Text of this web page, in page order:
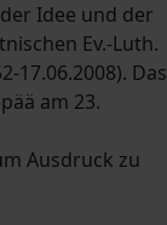
Idee und der
Ev.-Luth.
17.06.2008). Das
am 23.
Ausdruck zu